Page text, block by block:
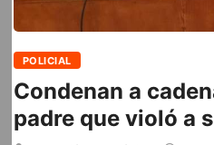
POLICIAL
Condenan a
padre que violó a